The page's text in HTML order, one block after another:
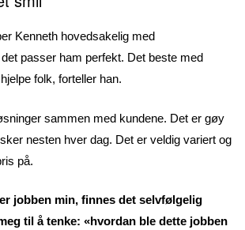
Kenneth hovedsakelig med
passer ham perfekt. Det beste med
folk, forteller han.
sammen med kundene. Det er gøy
nesten hver dag. Det er veldig variert og
på.
jobben min, finnes det selvfølgelig
til å tenke: «hvordan ble dette jobben